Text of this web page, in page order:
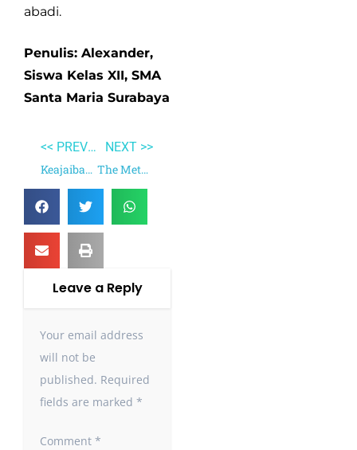
abadi.
Penulis: Alexander,
Siswa Kelas XII, SMA
Santa Maria Surabaya
<< PREVIOUS
Keajaiban Antioksidan
NEXT >>
The Metamorphosis and Other Stories
Leave a Reply
Your email address
will not be
published. Required
fields are marked *
Comment *